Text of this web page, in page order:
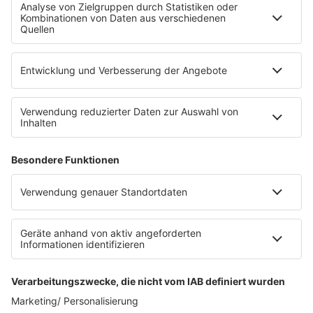
Fahrradparkhaus
Die Uniklinik Tübingen hat ein neues Fahrradparkhaus
eröffnet. Direkt an der Medizinischen Klinik bietet es
E-Bikes über eine Photovoltaikanlage auf dem …
Impressum
Datenschutzerklärung